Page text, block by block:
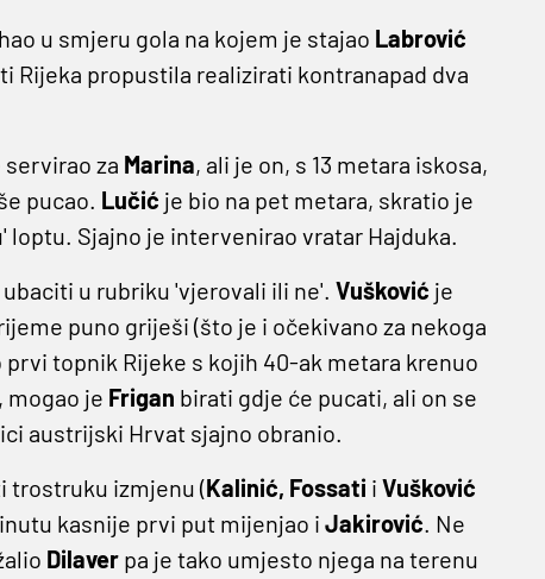
u smjeru gola na kojem je stajao Labrović
Rijeka propustila realizirati kontranapad dva
servirao za Marina, ali je on, s 13 metara iskosa,
pucao. Lučić je bio na pet metara, skratio je
Sjajno je intervenirao vratar Hajduka.
u rubriku 'vjerovali ili ne'. Vušković je
puno griješi (što je i očekivano za nekoga
topnik Rijeke s kojih 40-ak metara krenuo
mogao je Frigan birati gdje će pucati, ali on se
austrijski Hrvat sjajno obranio.
trostruku izmjenu (Kalinić, Fossati i Vušković
kasnije prvi put mijenjao i Jakirović. Ne
Dilaverpa je tako umjesto njega na terenu